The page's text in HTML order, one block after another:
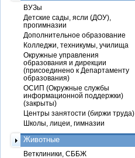
ВУЗы
Детские сады, ясли (ДОУ),
прогимназии
Дополнительное образование
Колледжи, техникумы, училища
Окружные управления
образования и дирекции
(присоединено к Департаменту
образования)
ОСИП (Окружные службы
информационной поддержки)
(закрыты)
Центры занятости (биржи труда)
Школы, лицеи, гимназии
Животные
Ветклиники, СББЖ